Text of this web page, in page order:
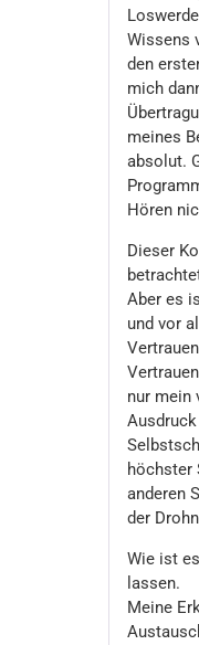
Wissens
den
mich
meines
absolut.
Hören
Dieser
Aber es
und vor
nur mein
höchster
anderen
der
Wie ist
lassen.
Meine